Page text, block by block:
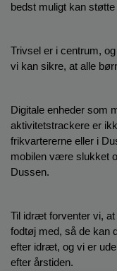
bedst muligt kan
Trivsel er i centrum,
vi kan sikre, at alle
Digitale enheder som
aktivitetstrackere er
frikvartererne eller i
mobilen være slukket
Dussen.
Til idræt forventer vi,
fodtøj med, så de kan
efter idræt, og vi er
efter årstiden.